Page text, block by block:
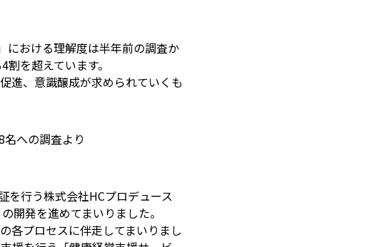
における理解度は半年前の調査か
を超えています。
進、意識醸成が求められていくも
への調査より
を行う株式会社HCプロデュース
発を進めてまいりました。
各プロセスに伴走してまいりまし